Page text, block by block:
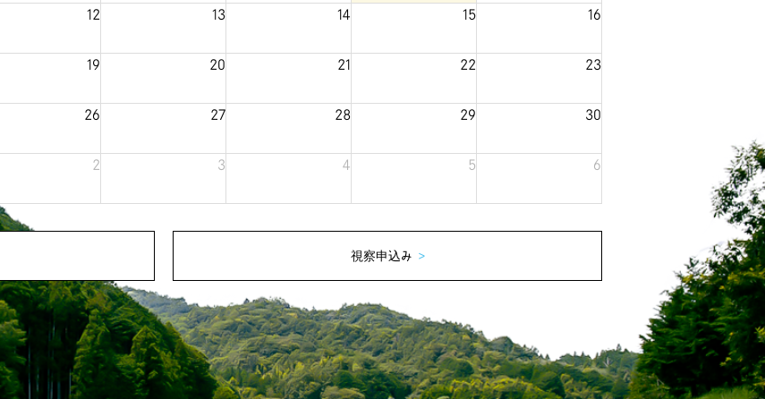
12 13 14 15 16
19 20 21 22 23
26 27 28 29 30
2 3 4 5 6
視察申込み>